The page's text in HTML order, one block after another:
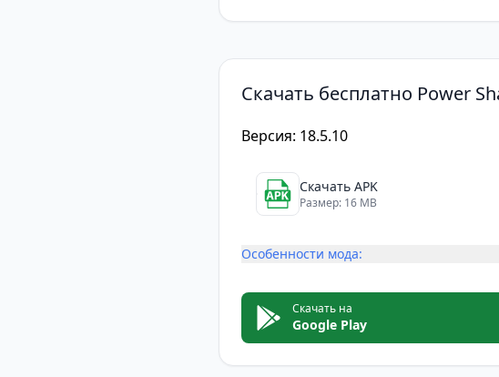
Скачать бесплатно Power
Версия: 18.5.10
Скачать APK
Размер: 16 MB
Особенности мода:
Скачать на
Google Play